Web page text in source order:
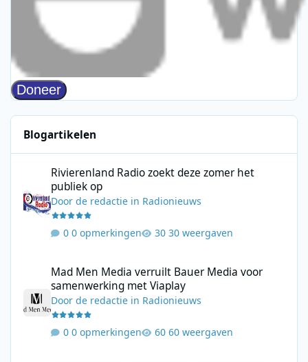
Blogartikelen
Rivierenland Radio zoekt deze zomer het
publiek op
Doorde redactie in Radionieuws
0 opmerkingen 30 weergaven
Mad Men Media verruilt Bauer Media voor
samenwerking met Viaplay
Doorde redactie in Radionieuws
0 opmerkingen 60 weergaven